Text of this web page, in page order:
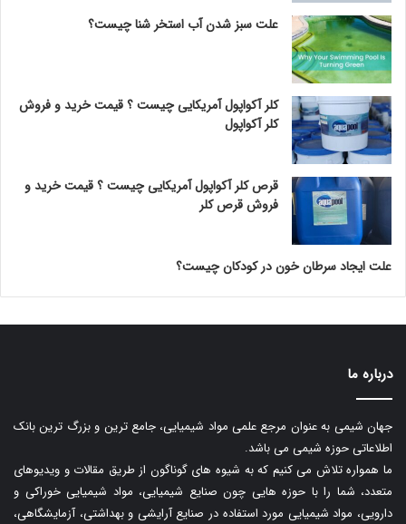
علت سبز شدن آب استخر شنا چیست؟
کلر آکواپول آمریکایی چیست ؟ قیمت خرید و فروش
کلر آکواپول
قرص کلر آکواپول آمریکایی چیست ؟ قیمت خرید و
فروش قرص کلر
علت ایجاد سرطان خون در کودکان چیست؟
درباره ما
جهان شیمی به عنوان مرجع علمی مواد شیمیایی، جامع ترین و بزرگ ترین بانک
اطلاعاتی حوزه شیمی می باشد.
ما همواره تلاش می کنیم که به شیوه های گوناگون از طریق مقالات و ویدیوهای
متعدد، شما را با حوزه هایی چون صنایع شیمیایی، مواد شیمیایی خوراکی و
دارویی، مواد شیمیایی مورد استفاده در صنایع آرایشی و بهداشتی، آزمایشگاهی،